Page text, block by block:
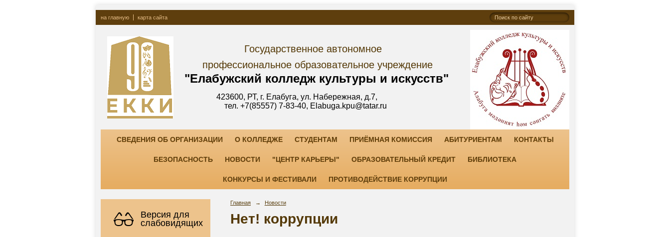
на главную карта сайта
Государственное автономное
профессиональное образовательное учреждение
"Елабужский колледж культуры и искусств"
423600, РТ, г. Елабуга, ул. Набережная, д.7,
тел. +7(85557) 7-83-40, Elabuga.kpu@tatar.ru
СВЕДЕНИЯ ОБ ОРГАНИЗАЦИИ О КОЛЛЕДЖЕ СТУДЕНТАМ ПРИЁМНАЯ КОМИССИЯ АБИТУРИЕНТАМ КОНТАКТЫ
БЕЗОПАСНОСТЬ НОВОСТИ "ЦЕНТР КАРЬЕРЫ" ОБРАЗОВАТЕЛЬНЫЙ КРЕДИТ БИБЛИОТЕКА
КОНКУРСЫ И ФЕСТИВАЛИ ПРОТИВОДЕЙСТВИЕ КОРРУПЦИИ
Версия для
слабовидящих
Главная → Новости
Нет! коррупции